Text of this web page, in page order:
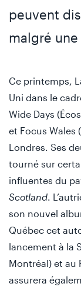
peuvent
malgré
Ce printemps,
Uni dans le
Wide Days
et Focus Wales
Londres. Ses
tourné sur
influentes du
Scotland.
son nouvel
Québec cet
lancement à la
Montréal) et au
assurera